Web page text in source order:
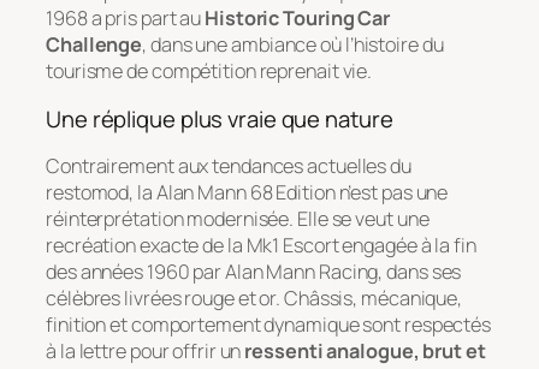
1968 a pris part auHistoric Touring Car
Challenge, dans une ambiance où l’histoire du
tourisme de compétition reprenait vie.
Une réplique plus vraie que nature
Contrairement aux tendances actuelles du
restomod, la Alan Mann 68 Edition n’est pas une
réinterprétation modernisée. Elle se veut une
recréation exacte de la Mk1 Escort engagée à la fin
des années 1960 par Alan Mann Racing, dans ses
célèbres livrées rouge et or. Châssis, mécanique,
finition et comportement dynamique sont respectés
à la lettre pour offrir unressenti analogue, brut et